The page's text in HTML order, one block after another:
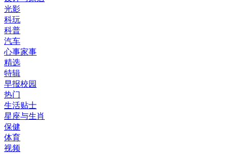
光影
科玩
科普
汽车
心事家事
精选
特辑
早报校园
热门
生活贴士
星座与生肖
保健
体育
视频